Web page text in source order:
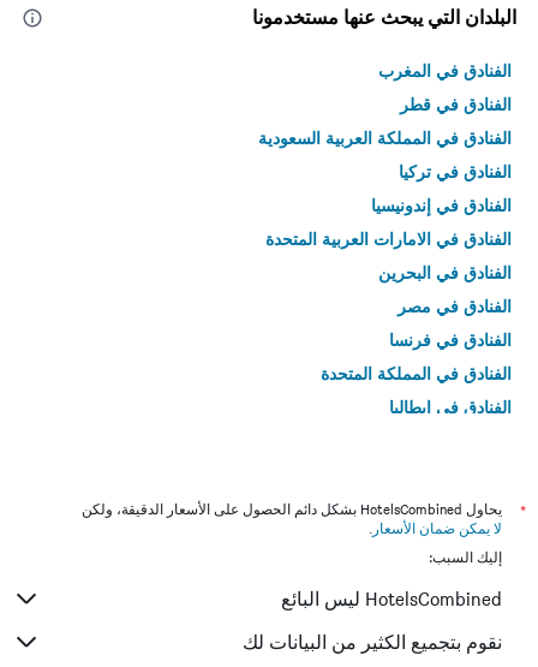
البلدان التي يبحث عنها مستخدمونا
الفنادق في المغرب
الفنادق في قطر
الفنادق في المملكة العربية السعودية
الفنادق في تركيا
الفنادق في إندونيسيا
الفنادق في الامارات العربية المتحدة
الفنادق في البحرين
الفنادق في مصر
الفنادق في فرنسا
الفنادق في المملكة المتحدة
الفنادق في إيطاليا
*
يحاول HotelsCombined بشكل دائم الحصول على الأسعار الدقيقة، ولكن
لا يمكن ضمان الأسعار .
إليك السبب:
HotelsCombined ليس البائع
نقوم بتجميع الكثير من البيانات لك